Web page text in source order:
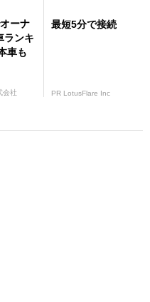
ーナ
ランキ
車も
会社
最短5分で接続
PR LotusFlare Inc